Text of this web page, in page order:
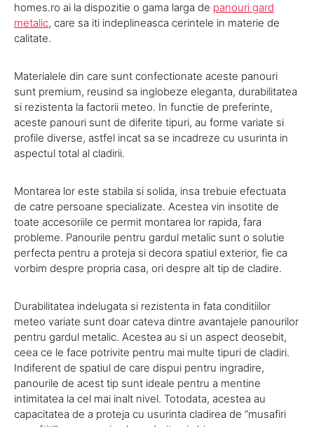
homes.ro ai la dispozitie o gama larga de panouri gard
metalic, care sa iti indeplineasca cerintele in materie de
calitate.
Materialele din care sunt confectionate aceste panouri
sunt premium, reusind sa inglobeze eleganta, durabilitatea
si rezistenta la factorii meteo. In functie de preferinte,
aceste panouri sunt de diferite tipuri, au forme variate si
profile diverse, astfel incat sa se incadreze cu usurinta in
aspectul total al cladirii.
Montarea lor este stabila si solida, insa trebuie efectuata
de catre persoane specializate. Acestea vin insotite de
toate accesoriile ce permit montarea lor rapida, fara
probleme. Panourile pentru gardul metalic sunt o solutie
perfecta pentru a proteja si decora spatiul exterior, fie ca
vorbim despre propria casa, ori despre alt tip de cladire.
Durabilitatea indelugata si rezistenta in fata conditiilor
meteo variate sunt doar cateva dintre avantajele panourilor
pentru gardul metalic. Acestea au si un aspect deosebit,
ceea ce le face potrivite pentru mai multe tipuri de cladiri.
Indiferent de spatiul de care dispui pentru ingradire,
panourile de acest tip sunt ideale pentru a mentine
intimitatea la cel mai inalt nivel. Totodata, acestea au
capacitatea de a proteja cu usurinta cladirea de “musafiri